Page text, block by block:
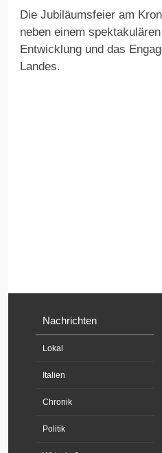
Die Jubiläumsfeier am
neben einem
Entwicklung und das
Landes.
Nachrichten
Lokal
Italien
Chronik
Politik